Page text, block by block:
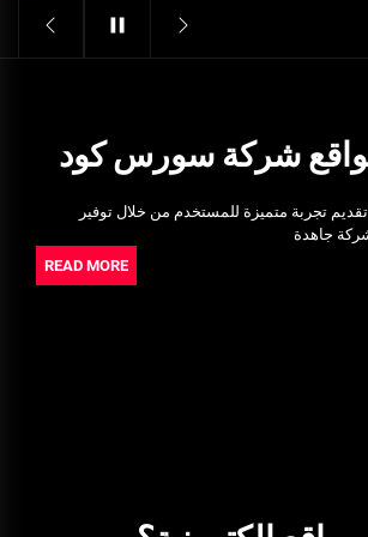
فتح اقفال الزهراء: تحقيق الأمان
والحماية للسكان
شركة سورس كود
تجربة متميزة للمستخدم من خلال توفير
جاهدة
READ MORE